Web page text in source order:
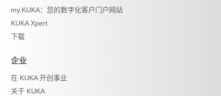
my.KUKA：您的数字化客户门户网站
KUKA Xpert
下载
企业
在 KUKA 开创事业
关于 KUKA